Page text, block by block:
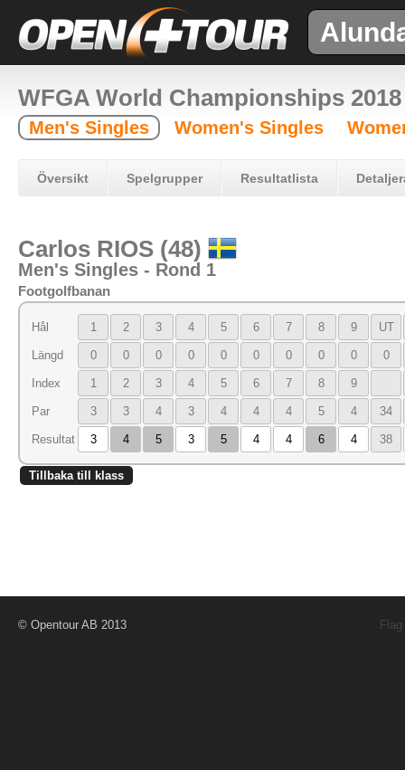
WFGA World Championships 2018
Men's Singles Women's Singles
Översikt Spelgrupper Resultatlista
Carlos RIOS (48)
Men's Singles - Rond 1
Footgolfbanan
Hål 1 2 3 4 5 6 7 8 9 UT
Längd 0 0 0 0 0 0 0 0 0 0
Index 1 2 3 4 5 6 7 8 9
Par 3 3 4 3 4 4 4 5 4 34
Resultat 3 4 5 3 5 4 4 6 4 38
Tillbaka till klass
© Opentour AB 2013